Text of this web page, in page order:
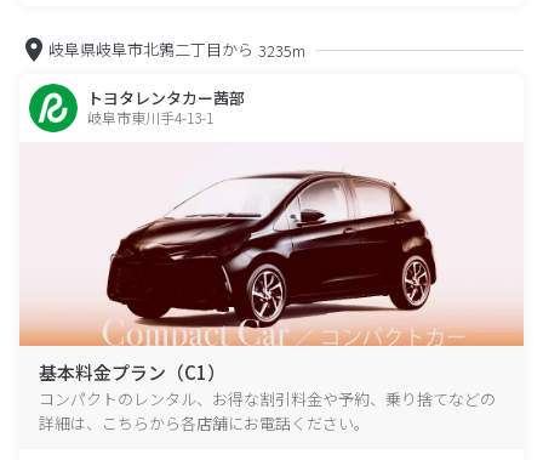
岐阜県岐阜市北鶉二丁目から 3235m
トヨタレンタカー茜部
岐阜市東川手4-13-1
基本料金プラン（C1）
コンパクトのレンタル、お得な割引料金や予約、乗り捨てなどの
詳細は、こちらから各店舗にお電話ください。